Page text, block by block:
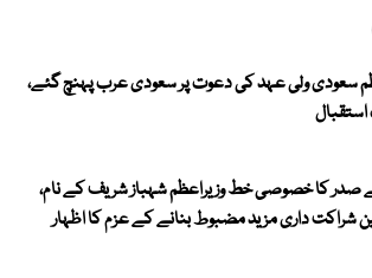
سعودی ولی عہد کی دعوت پر سعودی عرب پہنچ گئے،
استقبال
صدر کا خصوصی خط وزیراعظم شہباز شریف کے نام،
شراکت داری مزید مضبوط بنانے کے عزم کا اظہار